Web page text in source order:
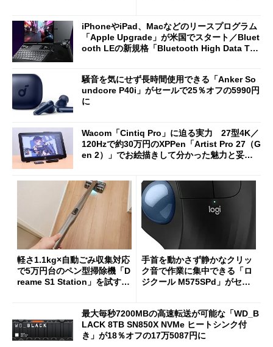
iPhoneやiPad、Macなどのリースプログラム
「Apple Upgrade」が米国でスタート／Bluet
ooth LEの新規格「Bluetooth High Data Thr
騒音を気にせず長時間使用できる「Anker So
undcore P40i」がセールで25％オフの5990円
に
Wacom「Cintiq Pro」に迫る実力 27型4K／
120Hzで約30万円のXPPen「Artist Pro 27（G
en 2）」でお絵描きして分かった魅力と妥協
軽さ1.1kg×自動ごみ収集対応
で5万円台のペン型掃除機「D
reame S1 Station」を試す
手首を動かさず静かなクリッ
ク音で作業に集中できる「ロ
ジクール M575SPd」がセー
最大毎秒7200MBの高速転送が可能な「WD_B
LACK 8TB SN850X NVMe ヒートシンク付
き」が18％オフの17万5087円に